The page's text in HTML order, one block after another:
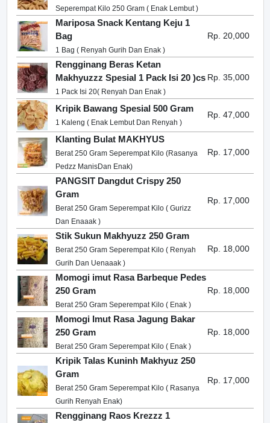
Seperempat Kilo 250 Gram ( Enak Lembut )
Mariposa Snack Kentang Keju 1
Bag
1 Bag ( Renyah Gurih Dan Enak )
Rp. 20,000
Rengginang Beras Ketan
Makhyuzzz Spesial 1 Pack Isi 20 )cs
1 Pack Isi 20( Renyah Dan Enak )
Rp. 35,000
Kripik Bawang Spesial 500 Gram
1 Kaleng ( Enak Lembut Dan Renyah )
Rp. 47,000
Klanting Bulat MAKHYUS
Berat 250 Gram Seperempat Kilo (Rasanya
Pedzz ManisDan Enak)
Rp. 17,000
PANGSIT Dangdut Crispy 250
Gram
Berat 250 Gram Seperempat Kilo ( Gurizz
Dan Enaaak )
Rp. 17,000
Stik Sukun Makhyuzz 250 Gram
Berat 250 Gram Seperempat Kilo ( Renyah
Gurih Dan Uenaaak )
Rp. 18,000
Momogi imut Rasa Barbeque Pedes
250 Gram
Berat 250 Gram Seperempat Kilo ( Enak )
Rp. 18,000
Momogi Imut Rasa Jagung Bakar
250 Gram
Berat 250 Gram Seperempat Kilo ( Enak )
Rp. 18,000
Kripik Talas Kuninh Makhyuz 250
Gram
Berat 250 Gram Seperempat Kilo ( Rasanya
Gurih Renyah Enak)
Rp. 17,000
Rengginang Raos Krezzz 1